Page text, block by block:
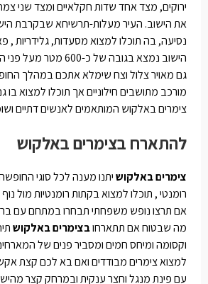
ירוקים, מצד אחד שדות חקלאיים ומצד שני
נסיעה, בה תוכלו למצוא מסעדות, גלידריות ,
הישוב נמצא בגובה של כ-
גם מאויר צלול וצח שימלא אתכם במהלך
מורכב מתושבים חילוניים אך תוכלו למצוא בו
צימרים באלקוש המותאמים לאנשים דתיים
להתארח בצימרים באלקוש
צימרים באלקושיתנו מענה לכל סוגי
רומנטי , תוכלו למצוא בקתות רומנטיות מול
אם תרצו נופש משפחתי תבחרו במתחם עם
מה שבטוח אם תתארחובצימרים באלקוש
וקסומה ומיחס חמים ומסביר פנים של
למצוא צימרים מבודדים ואם בא לכם קצת
עם פינת מנגל וחצר ענקית ובמרחק קצר